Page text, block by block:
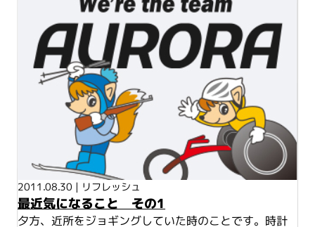
2011.08.30 | リフレッシュ
最近気になること その1
夕方、近所をジョギングしていた時のことです。時計